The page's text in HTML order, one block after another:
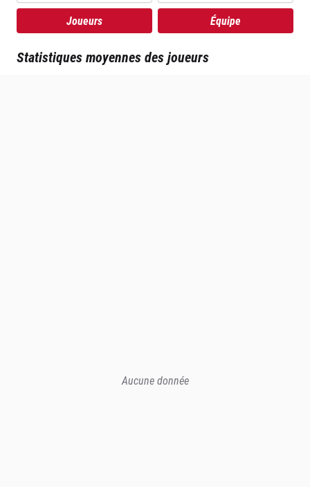
Joueurs Équipe
Statistiques moyennes des joueurs
Aucune donnée